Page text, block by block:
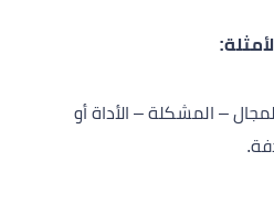
– المشكلة – الأداة أو